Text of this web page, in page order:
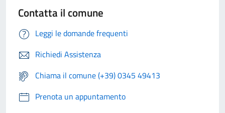
Contatta il comune
Leggi le domande frequenti
Richiedi Assistenza
Chiama il comune (+39) 0345 49413
Prenota un appuntamento